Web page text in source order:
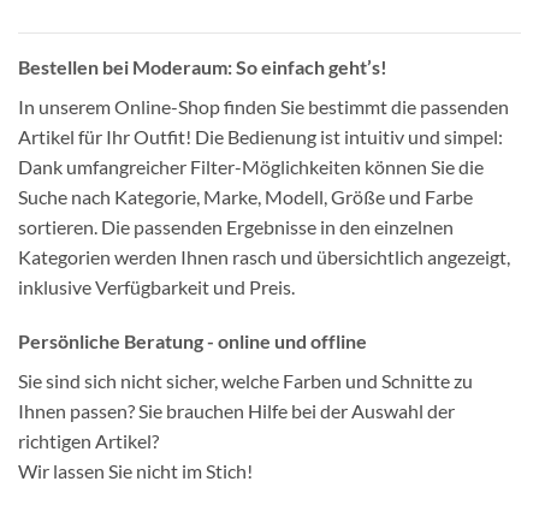
Bestellen bei Moderaum: So einfach geht’s!
In unserem Online-Shop finden Sie bestimmt die passenden
Artikel für Ihr Outfit! Die Bedienung ist intuitiv und simpel:
Dank umfangreicher Filter-Möglichkeiten können Sie die
Suche nach Kategorie, Marke, Modell, Größe und Farbe
sortieren. Die passenden Ergebnisse in den einzelnen
Kategorien werden Ihnen rasch und übersichtlich angezeigt,
inklusive Verfügbarkeit und Preis.
Persönliche Beratung - online und offline
Sie sind sich nicht sicher, welche Farben und Schnitte zu
Ihnen passen? Sie brauchen Hilfe bei der Auswahl der
richtigen Artikel?
Wir lassen Sie nicht im Stich!